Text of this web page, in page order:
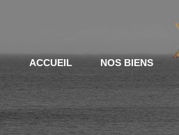
ACCUEIL NOS BIENS